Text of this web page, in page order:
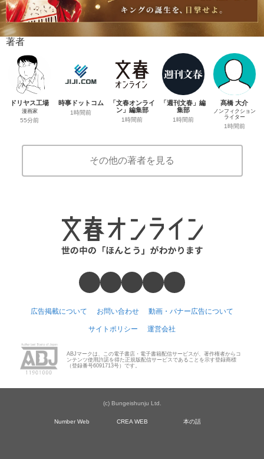
著者
ドリヤス工場
漫画家
55分前
時事ドットコム
1時間前
「文春オンライ
ン」編集部
1時間前
「週刊文春」編
集部
1時間前
髙橋 大介
ノンフィクション
ライター
1時間前
その他の著者を見る
広告掲載について お問い合わせ 動画・バナー広告について
サイトポリシー 運営会社
ABJマークは、この電子書店・電子書籍配信サービスが、著作権者からコ
ンテンツ使用許諾を得た正規版配信サービスであることを示す登録商標
（登録番号6091713号）です。
(c) Bungeishunju Ltd.
Number Web CREA WEB 本の話